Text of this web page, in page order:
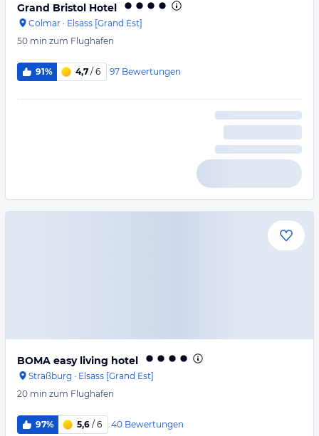
Grand Bristol Hotel
Colmar · Elsass [Grand Est]
50 min zum Flughafen
91% 4,7 / 6 97 Bewertungen
BOMA easy living hotel
Straßburg · Elsass [Grand Est]
20 min zum Flughafen
97% 5,6 / 6 40 Bewertungen